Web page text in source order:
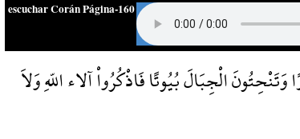
escuchar Corán Página-160
الْجِبَالَ بُيُوتًا فَاذْكُرُواْ آلاء اللّهِ وَلاَ